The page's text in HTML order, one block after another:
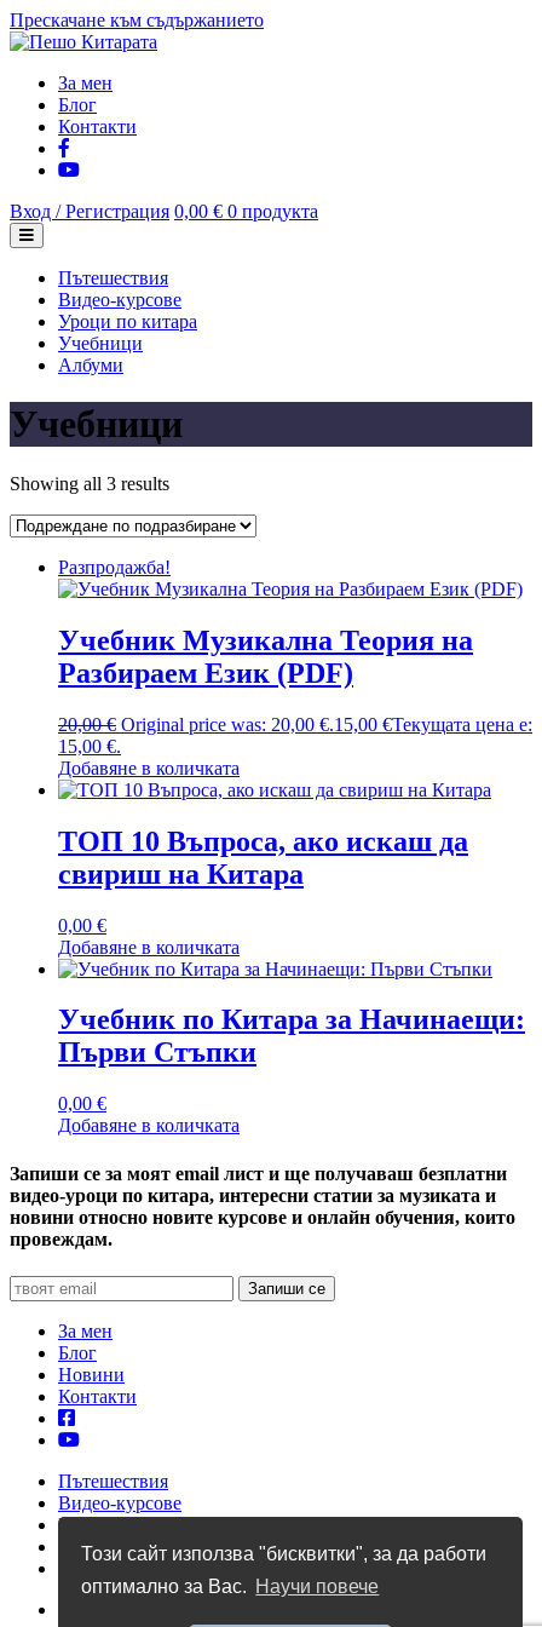
Този сайт използва "бисквитки", за да работи
оптимално за Вас. Научи повече
Прескачане към съдържанието
За мен
Блог
Контакти
Вход / Регистрация 0,00 € 0 продукта
Пътешествия
Видео-курсове
Уроци по китара
Учебници
Албуми
Учебници
Showing all 3 results
Разпродажба!
Учебник Музикална Теория на
Разбираем Език (PDF)
20,00€ Original price was: 20,00 €.15,00 €Текущата цена е:
15,00 €.
Добавяне в количката
ТОП 10 Въпроса, ако искаш да
свириш на Китара
0,00 €
Добавяне в количката
Учебник по Китара за Начинаещи:
Първи Стъпки
0,00 €
Добавяне в количката
Запиши се за моят email лист и ще получаваш безплатни
видео-уроци по китара, интересни статии за музиката и
новини относно новите курсове и онлайн обучения, които
провеждам.
За мен
Блог
Новини
Контакти
Пътешествия
Видео-курсове
Уроци по китара
Учебници